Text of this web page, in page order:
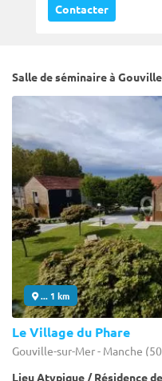
Contacter
Salle de séminaire à
... 1 km
Le Village du Phare
Gouville-sur-Mer - Manche
Lieu Atypique / Résidence